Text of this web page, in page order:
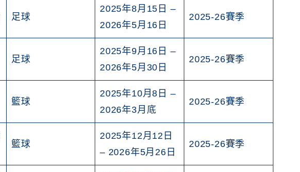
足球
2025年8月15日 –
2026年5月16日
2025-26賽季
足球
2025年9月16日 –
2026年5月30日
2025-26賽季
籃球
2025年10月8日 –
2026年3月底
2025-26賽季
籃球
2025年12月12日
– 2026年5月26日
2025-26賽季